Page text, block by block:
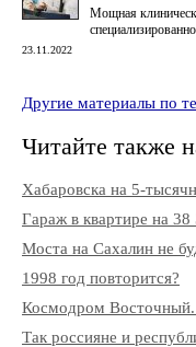
Мощная
23.11.2022
Другие материалы по
Читайте также
Хабаровска на 5-
Гараж в квартире на
Моста на Сахалин не
1998 год повторится?
Космодром Восточный.
Так россияне и